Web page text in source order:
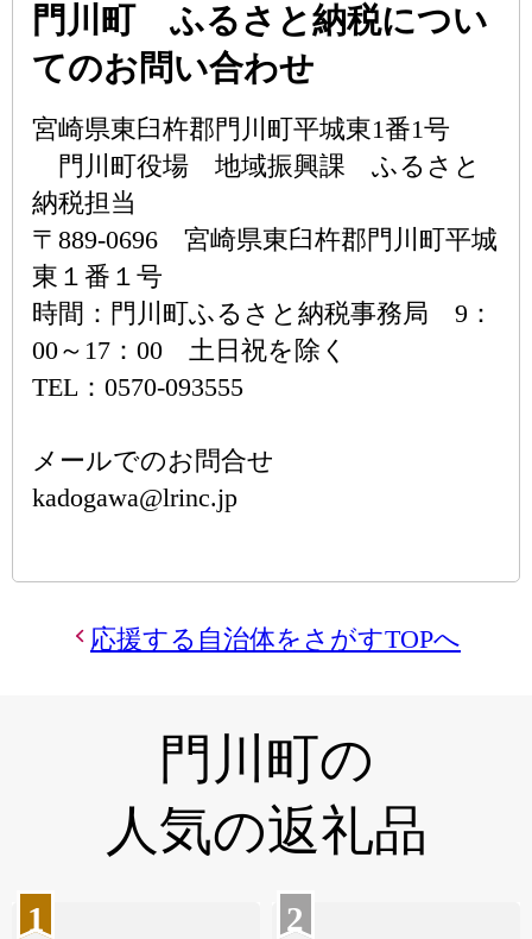
門川町 ふるさと納税につい
てのお問い合わせ
宮崎県東臼杵郡門川町平城東1番1号
門川町役場 地域振興課 ふるさと
納税担当
〒889-0696 宮崎県東臼杵郡門川町平城
東１番１号
時間：門川町ふるさと納税事務局 9：
00～17：00 土日祝を除く
TEL：0570-093555
メールでのお問合せ
kadogawa@lrinc.jp
応援する自治体をさがすTOPへ
門川町の
人気の返礼品
1 2